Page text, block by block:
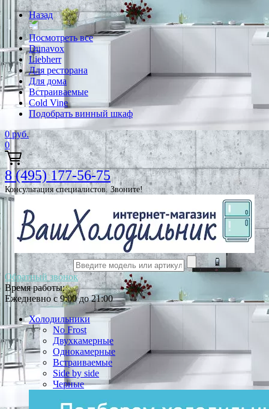
Назад
Посмотреть все
Dunavox
Liebherr
Для ресторана
Для дома
Встраиваемые
Cold Vine
Подобрать винный шкаф
0 руб.
0
8 (495) 177-56-75
Консультация специалистов. Звоните!
Обратный звонок
Время работы:
Ежедневно с 9:00 до 21:00
Холодильники
No Frost
Двухкамерные
Однокамерные
Встраиваемые
Side by side
Черные